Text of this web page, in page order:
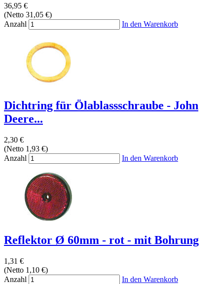
36,95 €
(Netto 31,05 €)
Anzahl
In den Warenkorb
Dichtring für Ölablassschraube - John
Deere...
2,30 €
(Netto 1,93 €)
Anzahl
In den Warenkorb
Reflektor Ø 60mm - rot - mit Bohrung
1,31 €
(Netto 1,10 €)
Anzahl
In den Warenkorb